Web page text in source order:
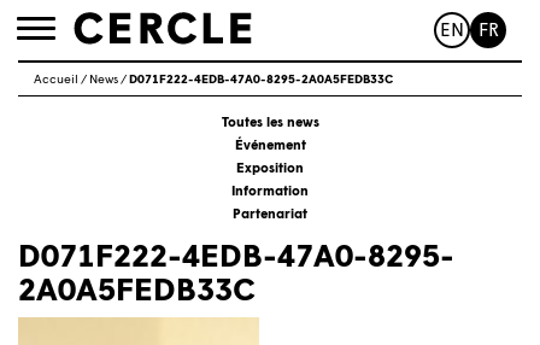
Toggle
EN FR
Accueil / News/ D071F222-4EDB-47A0-8295-2A0A5FEDB33C
Toutes les news
Événement
Exposition
Information
Partenariat
D071F222-4EDB-47A0-8295-
2A0A5FEDB33C